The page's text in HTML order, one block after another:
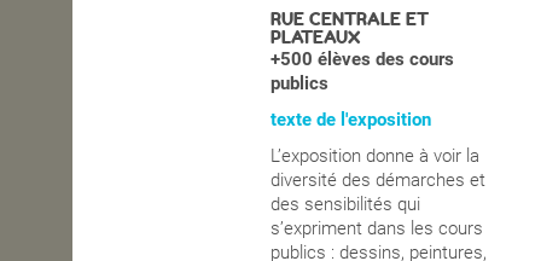
RUE CENTRALE ET
PLATEAUX
+500 élèves des cours
publics
texte de l'exposition
L’exposition donne à voir la
diversité des démarches et
des sensibilités qui
s’expriment dans les cours
publics : dessins, peintures,